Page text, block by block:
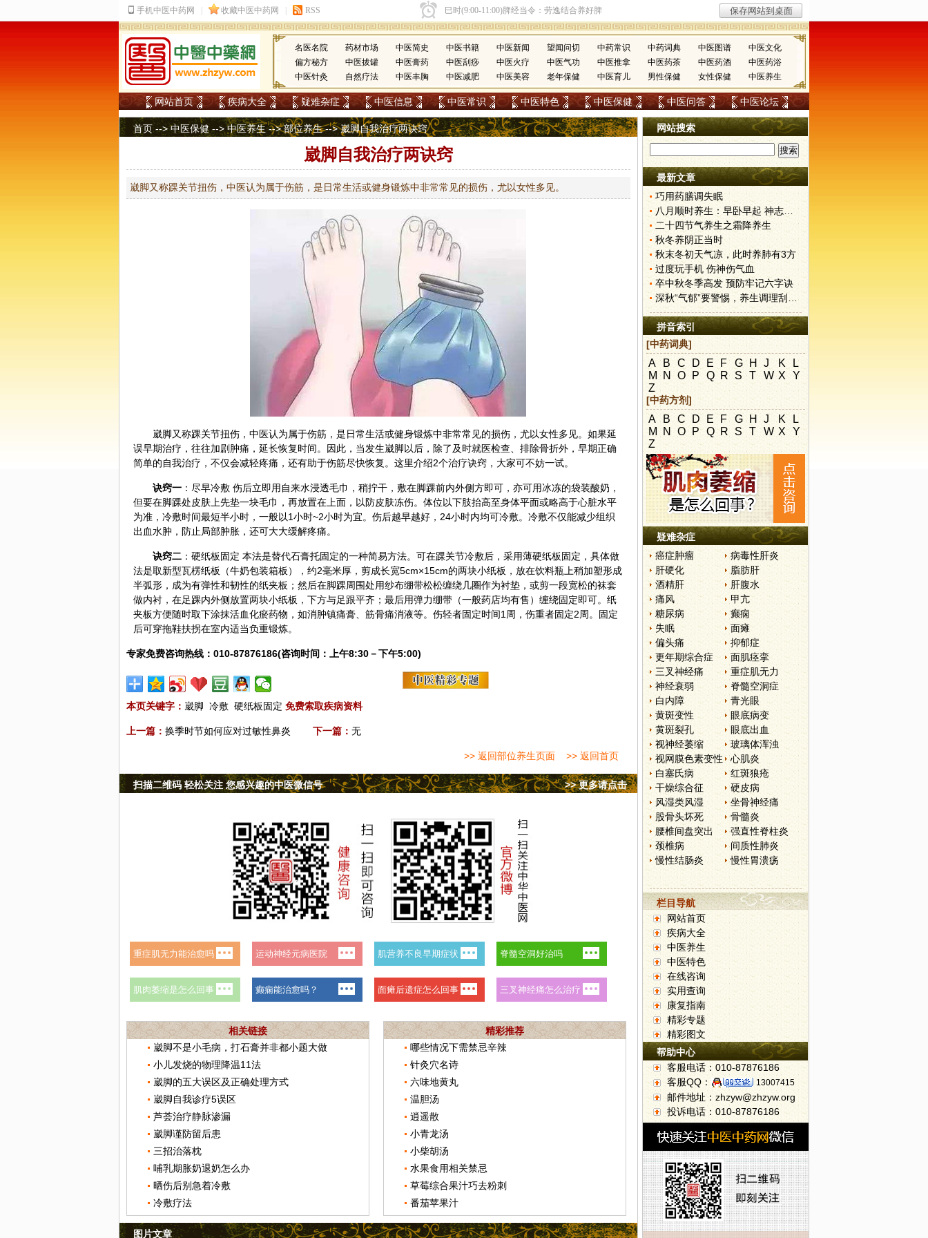
名医名院 药材市场 中医简史 中医书籍 中医新闻 望闻问切 中药常识 中药词典 中医图谱
中医文化
偏方秘方
中医拔罐 中医膏药 中医刮痧 中医火疗 中医气功 中医推拿 中医药茶 中医药酒
中医药浴
中医针灸
自然疗法 中医丰胸 中医减肥 中医美容 老年保健 中医育儿 男性保健 女性保健 中医养生
网站首页 疾病大全 疑难杂症 中医信息 中医常识 中医特色 中医保健 中医问答 中医论坛
首页 -->中医保健 -->中医养生-->部位养生--> 崴脚自我治疗两诀窍
崴脚自我治疗两诀窍
崴脚又称踝关节扭伤，中医认为属于伤筋，是日常生活或健身锻炼中非常常见的损伤，尤以女性多见。
崴脚又称踝关节扭伤， 中医认为属于伤筋，是日常生活或健身锻炼中非常常见的损伤，尤以女性多见。如果延
误早期治疗，往往加剧肿痛，延长恢复时间。因此，当发生崴脚以后，除了及时就医检查、排除骨折外，早期正确
简单的自我治疗，不仅会减轻疼痛，还有助于伤筋尽快恢复。这里介绍2个治疗诀窍，大家可不妨一试。
诀窍一 ：尽早冷敷 伤后立即用自来水浸透毛巾，稍拧干，敷在脚踝前内外侧方即可，亦可用冰冻的袋装酸奶，
但要在脚踝处皮肤上先垫一块毛巾，再放置在上面，以防皮肤冻伤。体位以下肢抬高至身体平面或略高于心脏水平
为准，冷敷时间最短半小时，一般以1小时~2小时为宜。伤后越早越好，24小时内均可冷敷。冷敷不仅能减少组织
出血水肿，防止局部肿胀，还可大大缓解疼痛。
诀窍二 ：硬纸板固定 本法是替代石膏托固定的一种简易方法。可在踝关节冷敷后，采用薄硬纸板固定，具体做
法是取新型瓦楞纸板（牛奶包装箱板），约2毫米厚，剪成长宽5cm×15cm的两块小纸板，放在饮料瓶上稍加塑形成
半弧形，成为有弹性和韧性的纸夹板；然后在脚踝周围处用纱布绷带松松缠绕几圈作为衬垫，或剪一段宽松的袜套
做内衬，在足踝内外侧放置两块小纸板，下方与足跟平齐；最后用弹力绷带（一般药店均有售）缠绕固定即可。纸
夹板方便随时取下涂抹活血化瘀药物，如消肿镇痛膏、筋骨痛消液等。伤轻者固定时间1周，伤重者固定2周。固定
后可穿拖鞋扶拐在室内适当负重锻炼。
专家免费咨询热线：010-87876186(咨询时间：上午8:30－下午5:00)
本页关键字： 崴脚 冷敷 硬纸板固定 免费索取疾病资料
上一篇： 换季时节如何应对过敏性鼻炎 下一篇： 无
>> 返回部位养生页面 >> 返回首页
>> 更多请点击
扫描二维码 轻松关注 您感兴趣的中医微信号
相关链接
崴脚不是小毛病，打石膏并非都小题大做
小儿发烧的物理降温11法
崴脚的五大误区及正确处理方式
崴脚自我诊疗5误区
芦荟治疗静脉渗漏
崴脚谨防留后患
三招治落枕
哺乳期胀奶退奶怎么办
晒伤后别急着冷敷
冷敷疗法
精彩推荐
哪些情况下需禁忌辛辣
针灸穴名诗
六味地黄丸
温胆汤
逍遥散
小青龙汤
小柴胡汤
水果食用相关禁忌
草莓综合果汁巧去粉刺
番茄苹果汁
图片文章
网站搜索
最新文章
巧用药膳调失眠
八月顺时养生：早卧早起 神志安宁
二十四节气养生之霜降养生
秋冬养阴正当时
秋末冬初天气凉，此时养肺有3方
过度玩手机 伤神伤气血
卒中秋冬季高发 预防牢记六字诀
深秋“气郁”要警惕，养生调理刮后背
拼音索引
[中药词典]
A B C D E F G H J K
L
M N O P Q R S T W X
Y
Z
[中药方剂]
A B C D E F G H J K
L
M N O P Q R S T W X
Y
Z
疑难杂症
癌症肿瘤
病毒性肝炎
肝硬化
脂肪肝
酒精肝
肝腹水
痛风
甲亢
糖尿病
癫痫
失眠
面瘫
偏头痛
抑郁症
更年期综合症
面肌痉挛
三叉神经痛
重症肌无力
神经衰弱
脊髓空洞症
白内障
青光眼
黄斑变性
眼底病变
黄斑裂孔
眼底出血
视神经萎缩
玻璃体浑浊
视网膜色素变性
心肌炎
白塞氏病
红斑狼疮
干燥综合征
硬皮病
风湿类风湿
坐骨神经痛
股骨头坏死
骨髓炎
腰椎间盘突出
强直性脊柱炎
颈椎病
间质性肺炎
慢性结肠炎
慢性胃溃疡
栏目导航
网站首页
疾病大全
中医养生
中医特色
在线咨询
实用查询
康复指南
精彩专题
精彩图文
帮助中心
客服电话：010-87876186
客服QQ：
13007415
邮件地址：zhzyw@zhzyw.org
投诉电话：010-87876186